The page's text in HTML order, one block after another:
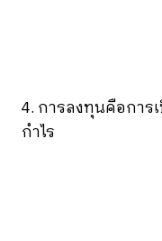
4. การลงทุนคือการ
กำไร